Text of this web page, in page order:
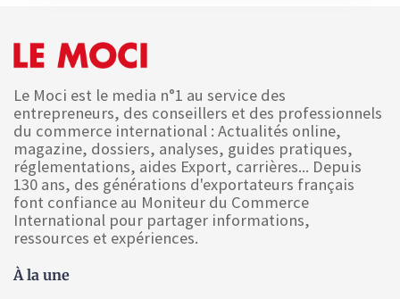
Le Moci est le media n°1 au service des
entrepreneurs, des conseillers et des professionnels
du commerce international : Actualités online,
magazine, dossiers, analyses, guides pratiques,
réglementations, aides Export, carrières... Depuis
130 ans, des générations d'exportateurs français
font confiance au Moniteur du Commerce
International pour partager informations,
ressources et expériences.
À la une